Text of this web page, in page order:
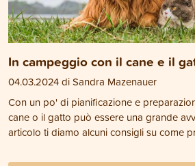
In campeggio con il cane e il
04.03.2024 di Sandra Mazenauer
Con un po' di pianificazione e
cane o il gatto può essere una grande
articolo ti diamo alcuni consigli su come